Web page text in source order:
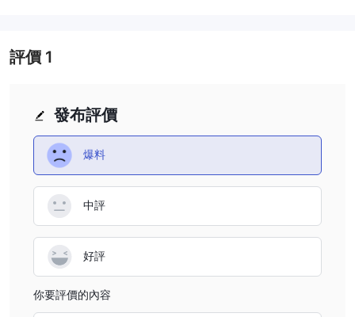
最低初始存款要求 Lead Fx Swipe據說高達500美元。但是，經紀
Lead Fx Swipe可以通過電子郵件聯繫我們的客戶支持：
support@leadfxswipe.com。公司地址：8 salisbury square,
london ec4y 8bb, united kingdom。但是，該經紀人不會透露其他
更直接的聯繫信息，例如大多數經紀人提供的電話號碼。
風險提示
有交易者或投資者。請確保您了解所涉及的風險，並註意本文中包含
的信息僅供一般參考。
發布評價
爆料
中評
好評
你要評價的內容
評價 1